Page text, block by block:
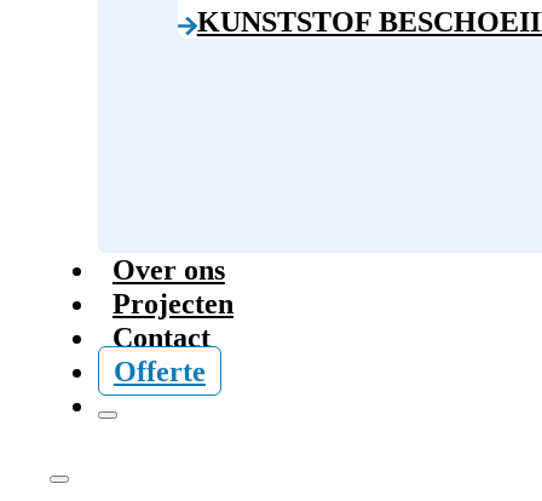
KUNSTSTOF
Over ons
Projecten
Contact
Offerte